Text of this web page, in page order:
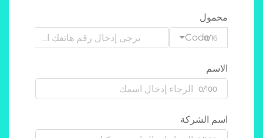
محمول
Code0/16
الاسم
0/100
اسم الشركة